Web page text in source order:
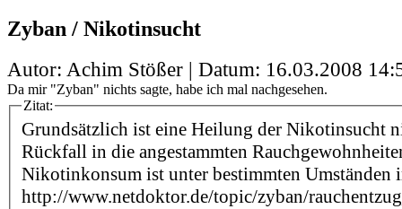
Zyban / Nikotinsucht
Autor: Achim Stößer | Datum: 16.03.2008
Da mir "Zyban" nichts sagte, habe ich mal nachgesehen.
Zitat:
Grundsätzlich ist eine Heilung der Nikotinsucht
Rückfall in die angestammten
Nikotinkonsum ist unter bestimmten Umständen
http://www.netdoktor.de/topic/zyban/